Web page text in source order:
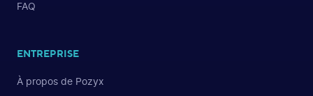
FAQ
ENTREPRISE
À propos de Pozyx